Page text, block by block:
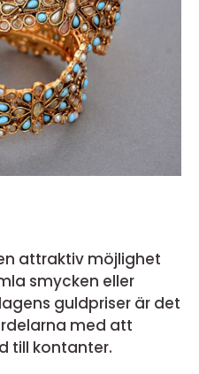
attraktiv möjlighet
smycken eller
guldpriser är det
med att
till kontanter.